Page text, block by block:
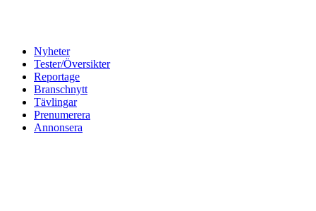
Nyheter
Tester/Översikter
Reportage
Branschnytt
Tävlingar
Prenumerera
Annonsera